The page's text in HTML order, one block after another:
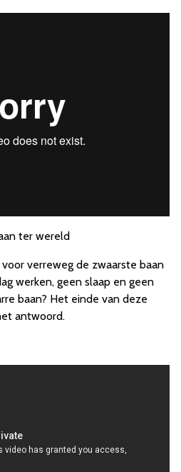
ter wereld
verreweg de zwaarste baan
werken, geen slaap en geen
baan? Het einde van deze
antwoord.